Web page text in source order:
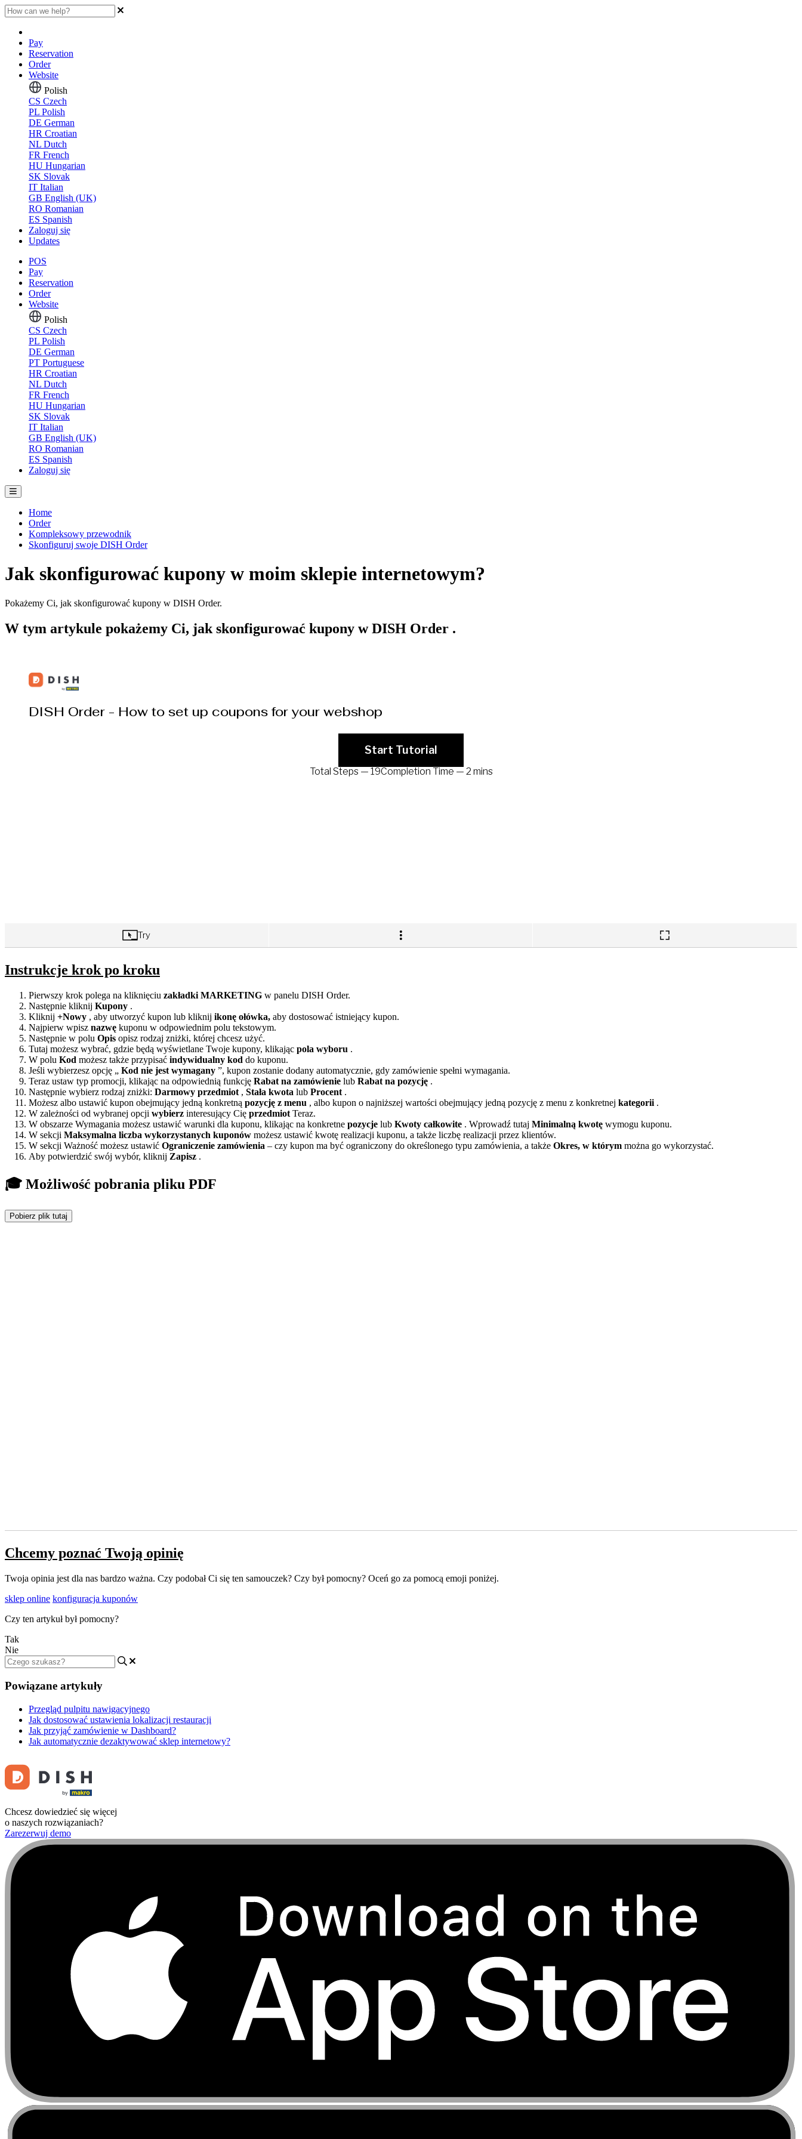
Pay
Reservation
Order
Website
Polish
CS Czech
PL Polish
DE German
HR Croatian
NL Dutch
FR French
HU Hungarian
SK Slovak
IT Italian
GB English (UK)
RO Romanian
ES Spanish
Zaloguj się
Updates
POS
Pay
Reservation
Order
Website
Polish
CS Czech
PL Polish
DE German
PT Portuguese
HR Croatian
NL Dutch
FR French
HU Hungarian
SK Slovak
IT Italian
GB English (UK)
RO Romanian
ES Spanish
Zaloguj się
Home
Order
Kompleksowy przewodnik
Skonfiguruj swoje DISH Order
Jak skonfigurować kupony w moim sklepie internetowym?
Pokażemy Ci, jak skonfigurować kupony w DISH Order.
W tym artykule pokażemy Ci, jak skonfigurować kupony w DISH Order .
Instrukcje krok po kroku
Pierwszy krok polega na kliknięciu zakładki MARKETING w panelu DISH Order.
Następnie kliknij Kupony .
Kliknij +Nowy , aby utworzyć kupon lub kliknij ikonę ołówka, aby dostosować istniejący kupon.
Najpierw wpisz nazwę kuponu w odpowiednim polu tekstowym.
Następnie w polu Opis opisz rodzaj zniżki, której chcesz użyć.
Tutaj możesz wybrać, gdzie będą wyświetlane Twoje kupony, klikając pola wyboru .
W polu Kod możesz także przypisać indywidualny kod do kuponu.
Jeśli wybierzesz opcję „ Kod nie jest wymagany ”, kupon zostanie dodany automatycznie, gdy zamówienie spełni wymagania.
Teraz ustaw typ promocji, klikając na odpowiednią funkcję Rabat na zamówienie lub Rabat na pozycję .
Następnie wybierz rodzaj zniżki: Darmowy przedmiot , Stała kwota lub Procent .
Możesz albo ustawić kupon obejmujący jedną konkretną pozycję z menu , albo kupon o najniższej wartości obejmujący jedną pozycję z menu z konkretnej kategorii .
W zależności od wybranej opcji wybierz interesujący Cię przedmiot Teraz.
W obszarze Wymagania możesz ustawić warunki dla kuponu, klikając na konkretne pozycje lub Kwoty całkowite . Wprowadź tutaj Minimalną kwotę wymogu kuponu.
W sekcji Maksymalna liczba wykorzystanych kuponów możesz ustawić kwotę realizacji kuponu, a także liczbę realizacji przez klientów.
W sekcji Ważność możesz ustawić Ograniczenie zamówienia – czy kupon ma być ograniczony do określonego typu zamówienia, a także Okres, w którym można go wykorzystać.
Aby potwierdzić swój wybór, kliknij Zapisz .
🎓 Możliwość pobrania pliku PDF
Pobierz plik tutaj
Chcemy poznać Twoją opinię
Twoja opinia jest dla nas bardzo ważna. Czy podobał Ci się ten samouczek? Czy był pomocny? Oceń go za pomocą emoji poniżej.
sklep online konfiguracja kuponów
Czy ten artykuł był pomocny?
Tak
Nie
Powiązane artykuły
Przegląd pulpitu nawigacyjnego
Jak dostosować ustawienia lokalizacji restauracji
Jak przyjąć zamówienie w Dashboard?
Jak automatycznie dezaktywować sklep internetowy?
Chcesz dowiedzieć się więcej
o naszych rozwiązaniach?
Zarezerwuj demo